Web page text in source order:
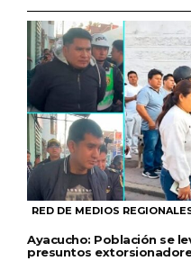
RED DE MEDIOS
Ayacucho: Población se
presuntos